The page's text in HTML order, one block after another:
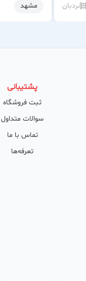
نردبان مشهد
پشتیبانی
ثبت فروشگاه
سوالات متداول
تماس با ما
تعرفه‌ها